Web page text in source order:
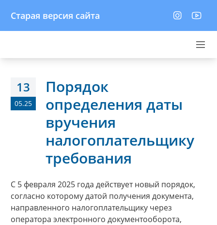
Старая версия сайта
13
05.25
Порядок
определения даты
вручения
налогоплательщику
требования
С 5 февраля 2025 года действует новый порядок,
согласно которому датой получения документа,
направленного налогоплательщику через
оператора электронного документооборота,